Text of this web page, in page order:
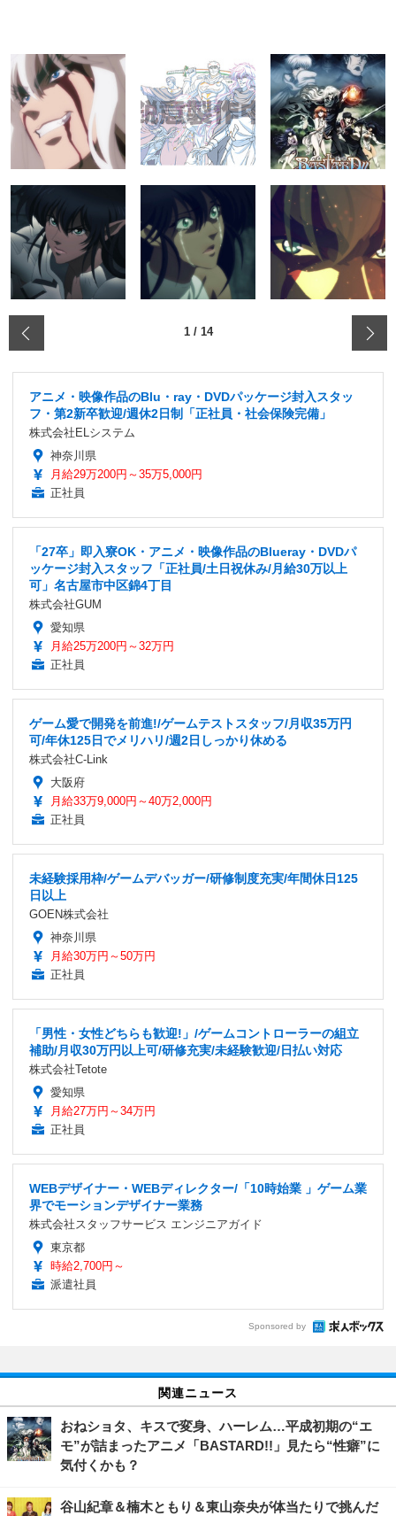
1/ 14
アニメ・映像作品のBlu・ray・DVDパッケージ封入スタッ
フ・第2新卒歓迎/週休2日制「正社員・社会保険完備」
株式会社ELシステム
神奈川県
月給29万200円～35万5,000円
正社員
「27卒」即入寮OK・アニメ・映像作品のBlueray・DVDパ
ッケージ封入スタッフ「正社員/土日祝休み/月給30万以上
可」名古屋市中区錦4丁目
株式会社GUM
愛知県
月給25万200円～32万円
正社員
ゲーム愛で開発を前進!/ゲームテストスタッフ/月収35万円
可/年休125日でメリハリ/週2日しっかり休める
株式会社C-Link
大阪府
月給33万9,000円～40万2,000円
正社員
未経験採用枠/ゲームデバッガー/研修制度充実/年間休日125
日以上
GOEN株式会社
神奈川県
月給30万円～50万円
正社員
「男性・女性どちらも歓迎!」/ゲームコントローラーの組立
補助/月収30万円以上可/研修充実/未経験歓迎/日払い対応
株式会社Tetote
愛知県
月給27万円～34万円
正社員
WEBデザイナー・WEBディレクター/「10時始業 」ゲーム業
界でモーションデザイナー業務
株式会社スタッフサービス エンジニアガイド
東京都
時給2,700円～
派遣社員
Sponsored by
関連ニュース
おねショタ、キスで変身、ハーレム…平成初期の“エ
モ”が詰まったアニメ「BASTARD!!」見たら“性癖”に
気付くかも？
谷山紀章＆楠木ともり＆東山奈央が体当たりで挑んだ